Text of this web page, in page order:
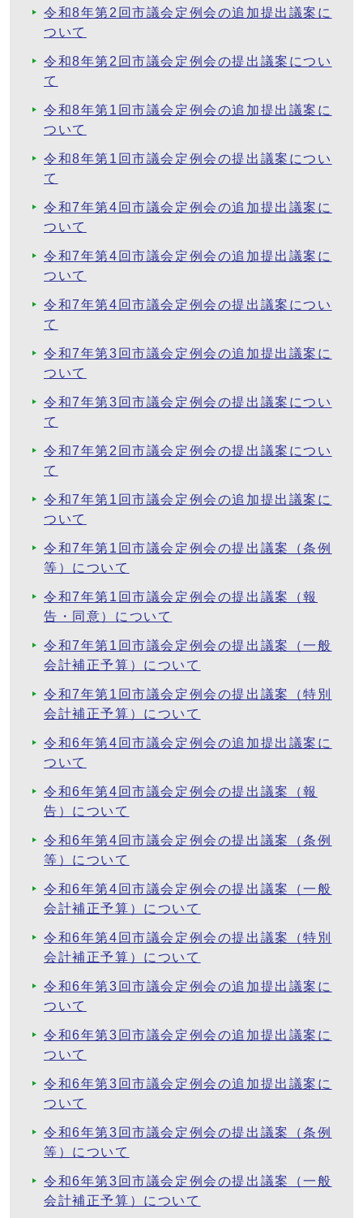
令和8年第2回市議会定例会の追加提出議案に
ついて
令和8年第2回市議会定例会の提出議案につい
て
令和8年第1回市議会定例会の追加提出議案に
ついて
令和8年第1回市議会定例会の提出議案につい
て
令和7年第4回市議会定例会の追加提出議案に
ついて
令和7年第4回市議会定例会の追加提出議案に
ついて
令和7年第4回市議会定例会の提出議案につい
て
令和7年第3回市議会定例会の追加提出議案に
ついて
令和7年第3回市議会定例会の提出議案につい
て
令和7年第2回市議会定例会の提出議案につい
て
令和7年第1回市議会定例会の追加提出議案に
ついて
令和7年第1回市議会定例会の提出議案（条例
等）について
令和7年第1回市議会定例会の提出議案（報
告・同意）について
令和7年第1回市議会定例会の提出議案（一般
会計補正予算）について
令和7年第1回市議会定例会の提出議案（特別
会計補正予算）について
令和6年第4回市議会定例会の追加提出議案に
ついて
令和6年第4回市議会定例会の提出議案（報
告）について
令和6年第4回市議会定例会の提出議案（条例
等）について
令和6年第4回市議会定例会の提出議案（一般
会計補正予算）について
令和6年第4回市議会定例会の提出議案（特別
会計補正予算）について
令和6年第3回市議会定例会の追加提出議案に
ついて
令和6年第3回市議会定例会の追加提出議案に
ついて
令和6年第3回市議会定例会の追加提出議案に
ついて
令和6年第3回市議会定例会の提出議案（条例
等）について
令和6年第3回市議会定例会の提出議案（一般
会計補正予算）について